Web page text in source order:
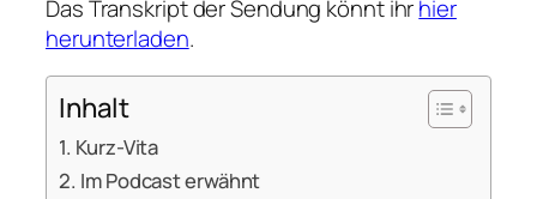
Das Transkript der Sendung könnt ihrhier
herunterladen.
Inhalt
Kurz-Vita
Im Podcast erwähnt